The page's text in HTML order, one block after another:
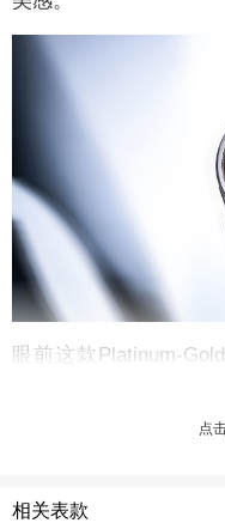
眼前这款Platinum-
统铂金的成分不同，点
相关表款